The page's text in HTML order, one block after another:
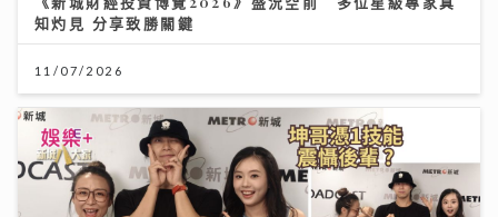
知灼見 分享致勝關鍵
11/07/2026